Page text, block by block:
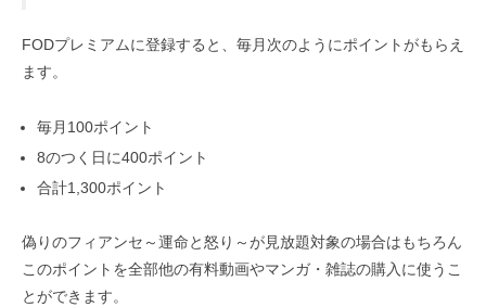
FODプレミアムに登録すると、毎月次のようにポイントがもらえ
ます。
毎月100ポイント
8のつく日に400ポイント
合計1,300ポイント
偽りのフィアンセ～運命と怒り～が見放題対象の場合はもちろん
このポイントを全部他の有料動画やマンガ・雑誌の購入に使うこ
とができます。